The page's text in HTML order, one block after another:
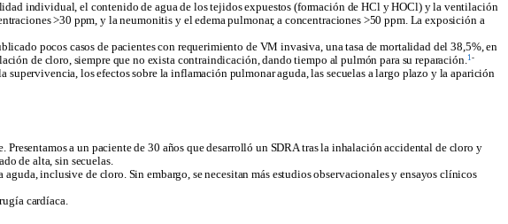
individual, el contenido de agua de los tejidos expuestos (formación de HCl y HOCl) y la ventilación
>30 ppm, y la neumonitis y el edema pulmonar, a concentraciones >50 ppm. La exposición a
pocos casos de pacientes con requerimiento de VM invasiva, una tasa de mortalidad del 38,5%, en
de cloro, siempre que no exista contraindicación, dando tiempo al pulmón para su reparación.1-
los efectos sobre la inflamación pulmonar aguda, las secuelas a largo plazo y la aparición
a un paciente de 30 años que desarrolló un SDRA tras la inhalación accidental de cloro y
de alta, sin secuelas.
aguda, inclusive de cloro. Sin embargo, se necesitan másestudios observacionales y ensayos clínicos
cardíaca.